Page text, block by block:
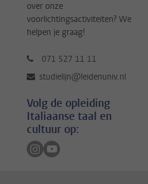
over onze
voorlichtingsactiviteiten? We
helpen je graag!
071 527 11 11
studielijn@leidenuniv.nl
Volg de opleiding
Italiaanse taal en
cultuur op:
Volg ons op instagram
Volg ons op youtube